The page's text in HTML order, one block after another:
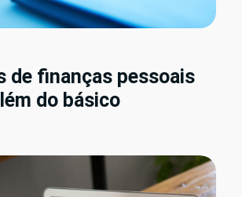
de finanças pessoais
do básico